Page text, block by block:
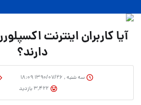
دارند؟
سه شنبه , ۱۳۹۰/۰۷/۲۶ ۱۸:۰۹